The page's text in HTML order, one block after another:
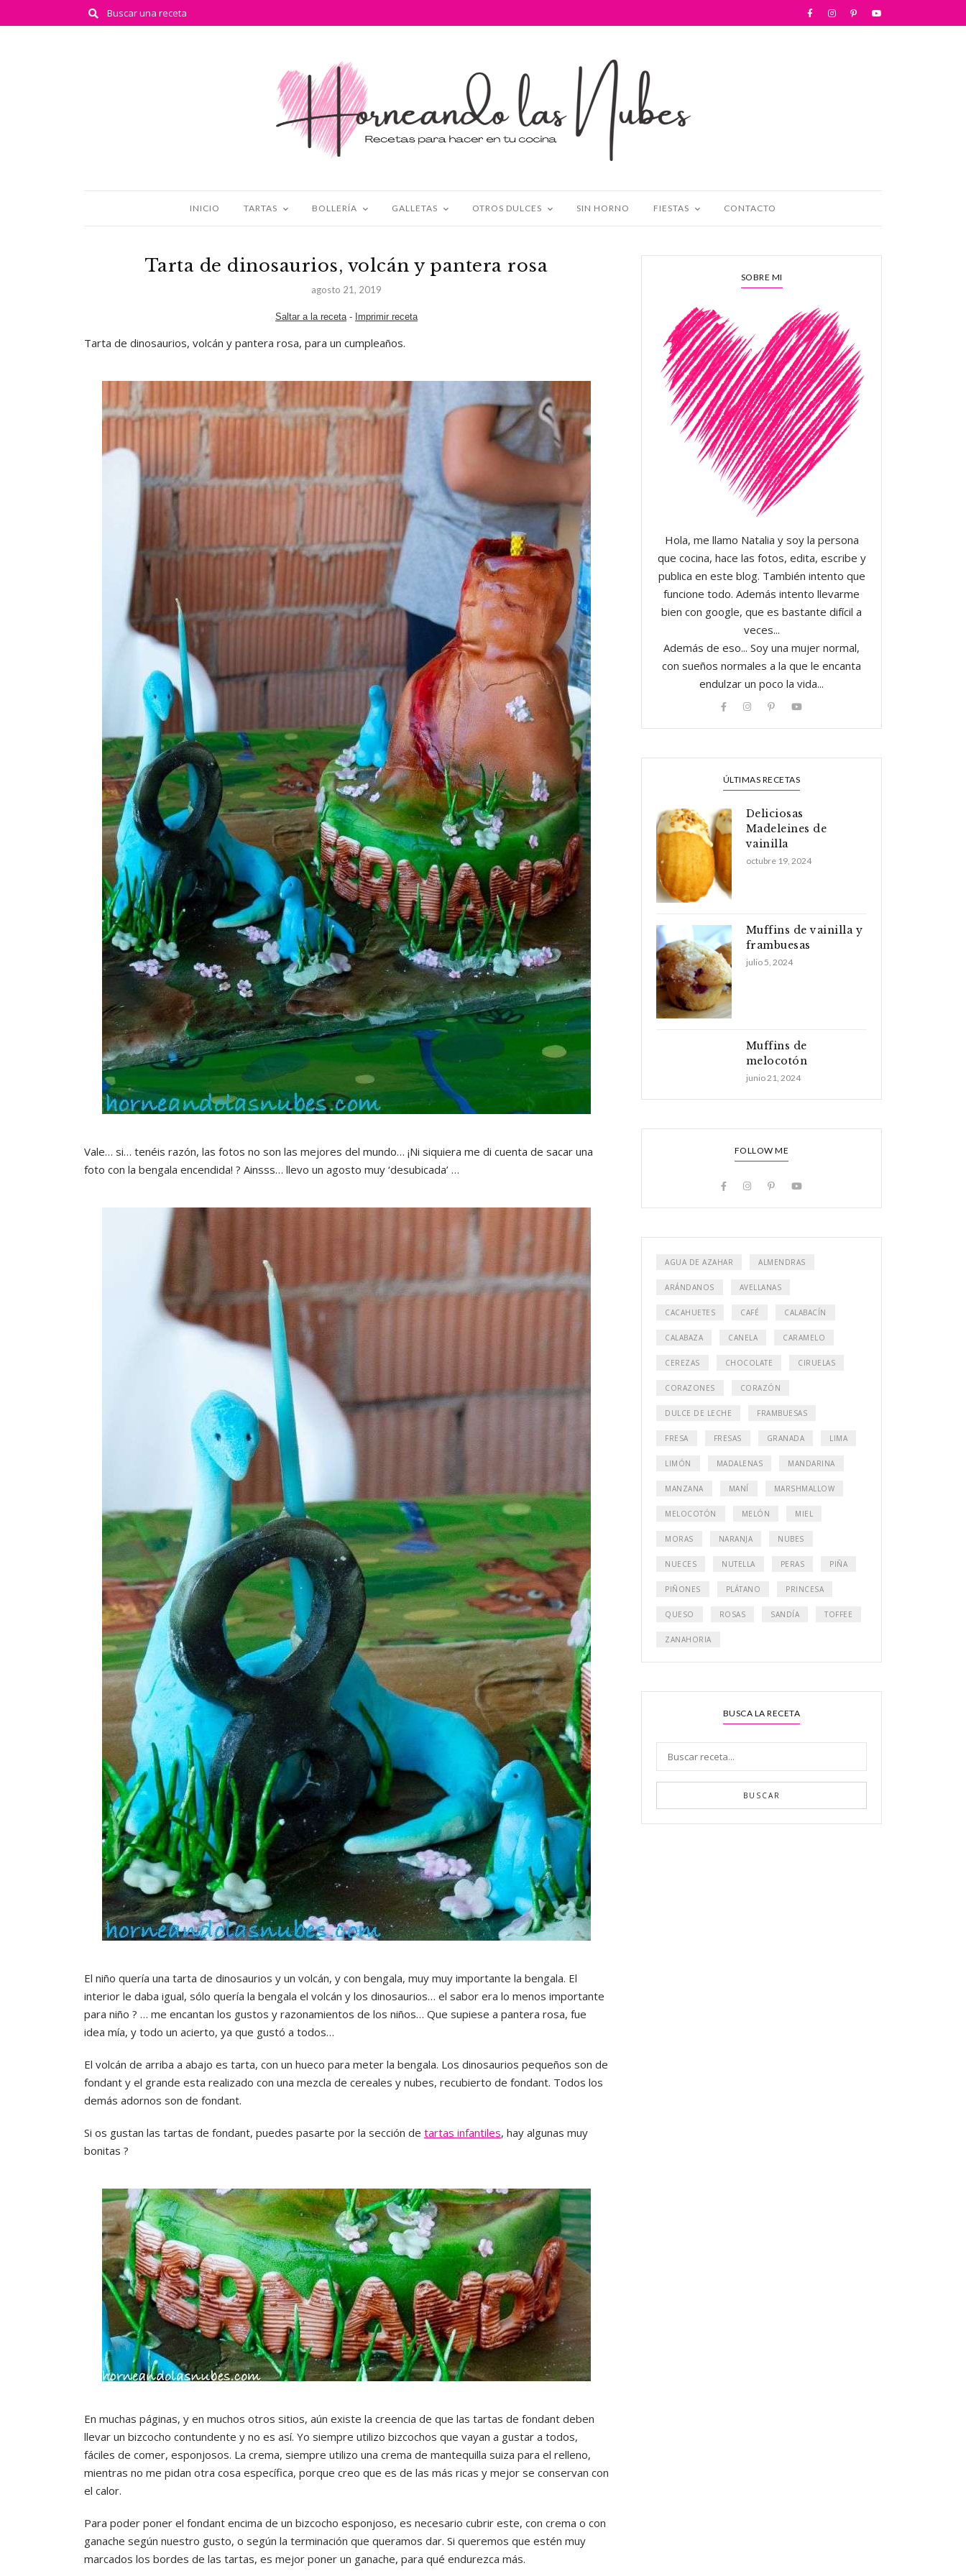
INICIO TARTAS BOLLERÍA GALLETAS OTROS DULCES SIN HORNO FIESTAS CONTACTO
Tarta de dinosaurios, volcán y pantera rosa
agosto 21, 2019
Saltar a la receta- Imprimir receta
Tarta de dinosaurios, volcán y pantera rosa, para un cumpleaños.
Vale… si… tenéis razón, las fotos no son las mejores del mundo… ¡Ni siquiera me di cuenta de sacar una
foto con la bengala encendida! ? Ainsss… llevo un agosto muy ‘desubicada’ …
El niño quería una tarta de dinosaurios y un volcán, y con bengala, muy muy importante la bengala. El
interior le daba igual, sólo quería la bengala el volcán y los dinosaurios… el sabor era lo menos importante
para niño ? … me encantan los gustos y razonamientos de los niños… Que supiese a pantera rosa, fue
idea mía, y todo un acierto, ya que gustó a todos…
El volcán de arriba a abajo es tarta, con un hueco para meter la bengala. Los dinosaurios pequeños son de
fondant y el grande esta realizado con una mezcla de cereales y nubes, recubierto de fondant. Todos los
demás adornos son de fondant.
Si os gustan las tartas de fondant, puedes pasarte por la sección de tartas infantiles, hay algunas muy
bonitas ?
En muchas páginas, y en muchos otros sitios, aún existe la creencia de que las tartas de fondant deben
llevar un bizcocho contundente y no es así. Yo siempre utilizo bizcochos que vayan a gustar a todos,
fáciles de comer, esponjosos. La crema, siempre utilizo una crema de mantequilla suiza para el relleno,
mientras no me pidan otra cosa específica, porque creo que es de las más ricas y mejor se conservan con
el calor.
Para poder poner el fondant encima de un bizcocho esponjoso, es necesario cubrir este, con crema o con
ganache según nuestro gusto, o según la terminación que queramos dar. Si queremos que estén muy
marcados los bordes de las tartas, es mejor poner un ganache, para qué endurezca más.
SOBRE MI
Hola, me llamo Natalia y soy la persona
que cocina, hace las fotos, edita, escribe y
publica en este blog. También intento que
funcione todo. Además intento llevarme
bien con google, que es bastante difícil a
veces...
Además de eso... Soy una mujer normal,
con sueños normales a la que le encanta
endulzar un poco la vida...
ÚLTIMAS RECETAS
Deliciosas
Madeleines de
vainilla
octubre 19, 2024
Muffins de vainilla y
frambuesas
julio 5, 2024
Muffins de
melocotón
junio 21, 2024
FOLLOW ME
AGUA DE AZAHAR ALMENDRAS
ARÁNDANOS AVELLANAS
CACAHUETES CAFÉ CALABACÍN
CALABAZA CANELA CARAMELO
CEREZAS CHOCOLATE CIRUELAS
CORAZONES CORAZÓN
DULCE DE LECHE FRAMBUESAS
FRESA FRESAS GRANADA LIMA
LIMÓN MADALENAS MANDARINA
MANZANA MANÍ MARSHMALLOW
MELOCOTÓN MELÓN MIEL
MORAS NARANJA NUBES
NUECES NUTELLA PERAS PIÑA
PIÑONES PLÁTANO PRINCESA
QUESO ROSAS SANDÍA TOFFEE
ZANAHORIA
BUSCA LA RECETA
BUSCAR